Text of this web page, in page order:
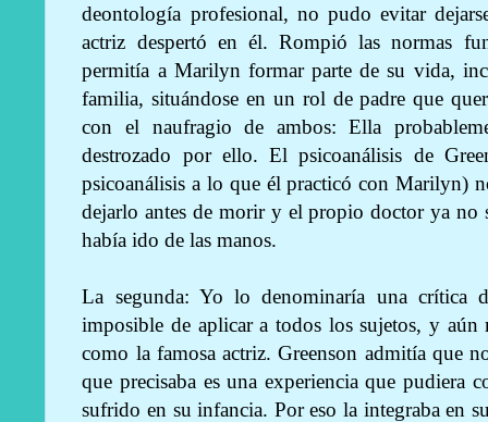
deontología profesional, no pudo evitar
actriz despertó en él. Rompió las normas
permitía a Marilyn formar parte de su vida,
familia, situándose en un rol de padre que
con el naufragio de ambos: Ella
destrozado por ello. El psicoanálisis de
psicoanálisis a lo que él practicó con Marilyn)
dejarlo antes de morir y el propio doctor ya no
había ido de las manos.
La segunda: Yo lo denominaría una crítica
imposible de aplicar a todos los sujetos, y aún
como la famosa actriz. Greenson admitía que
que precisaba es una experiencia que pudiera
sufrido en su infancia. Por eso la integraba en